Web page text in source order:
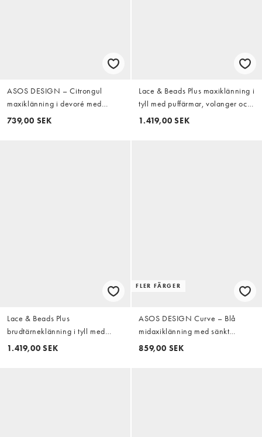
ASOS DESIGN – Citrongul
maxiklänning i devoré med
korsettdetalj och knytning
739,00 SEK
Lace & Beads Plus maxiklänning i
tyll med puffärmar, volanger och
lager i burgundy rosa blommigt
1.419,00 SEK
Lace & Beads Plus
brudtärneklänning i tyll med
skira ärmar, djup ringning och
1.419,00 SEK
FLER FÄRGER
ASOS DESIGN Curve – Blå
midaxiklänning med sänkt
axelsöm och asymmetrisk,
859,00 SEK